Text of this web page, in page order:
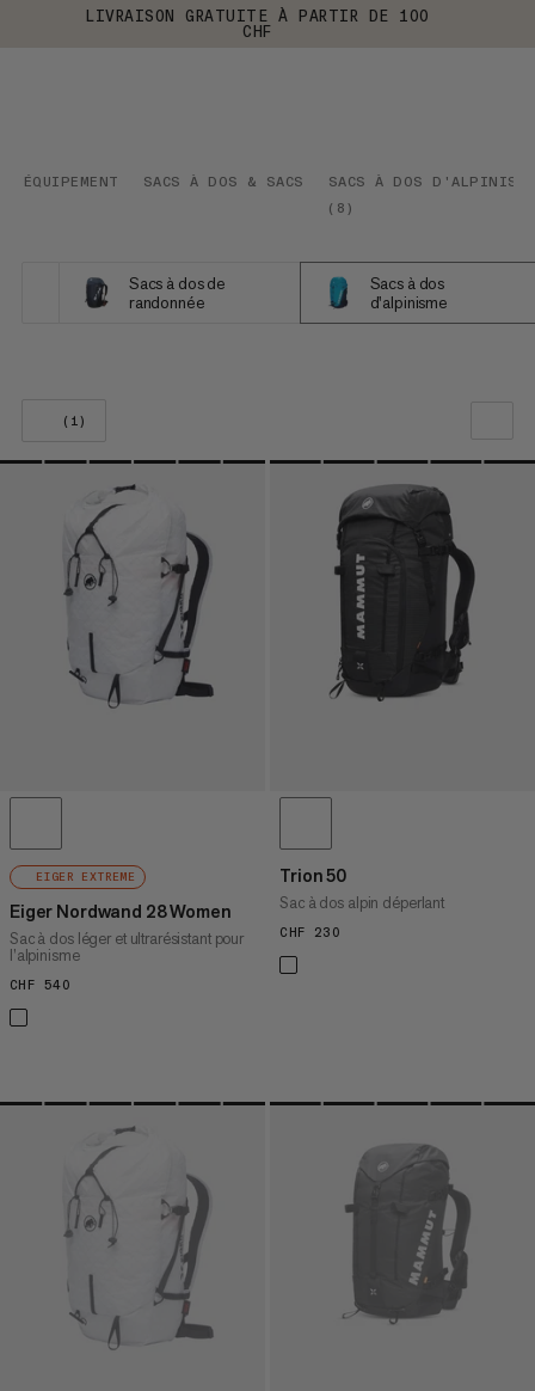
LIVRAISON GRATUITE À PARTIR DE 100
CHF
ÉQUIPEMENT SACS À DOS & SACS
SACS À DOS
( 8 )
Sacs à dos de
randonnée
Sacs à dos
d'alpinisme
(1)
NOTRE SELECTION
PRIX CROISSANT
PRIX DÉCROISSANT
NOUVEAUTÉS
ÉVALUATION
EIGER EXTREME
Eiger Nordwand 28 Women
Sac à dos léger et ultrarésistant pour
l’alpinisme
CHF 540
Trion 50
Sac à dos alpin déperlant
CHF 230